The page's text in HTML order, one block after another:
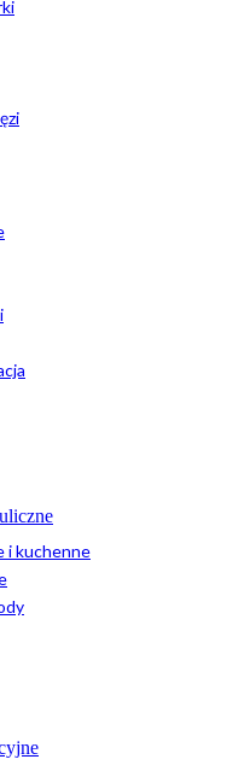
i kuchenne